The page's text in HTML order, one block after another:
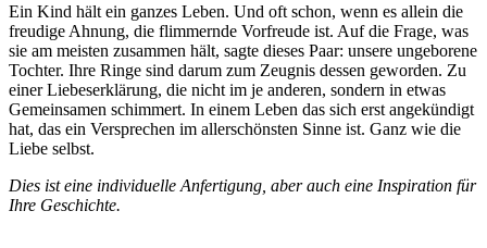
Ein Kind hält ein ganzes Leben. Und oft schon, wenn es allein die
freudige Ahnung, die flimmernde Vorfreude ist. Auf die Frage, was
sie am meisten zusammen hält, sagte dieses Paar: unsere ungeborene
Tochter. Ihre Ringe sind darum zum Zeugnis dessen geworden. Zu
einer Liebeserklärung, die nicht im je anderen, sondern in etwas
Gemeinsamen schimmert. In einem Leben das sich erst angekündigt
hat, das ein Versprechen im allerschönsten Sinne ist. Ganz wie die
Liebe selbst.
Dies ist eine individuelle Anfertigung, aber auch eine Inspiration für
Ihre Geschichte.